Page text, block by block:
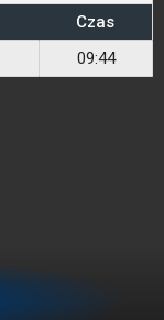
Czas
09:44